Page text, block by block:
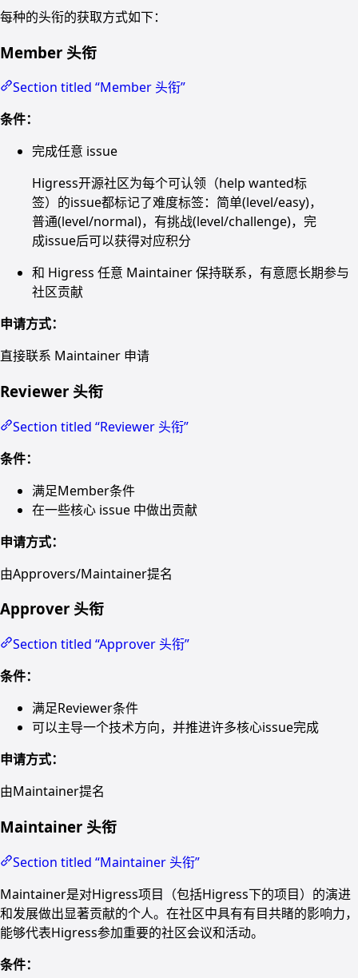
每种的头衔的获取方式如下：
Member 头衔
Section titled “Member 头衔”
条件：
完成任意 issue
Higress开源社区为每个可认领（help wanted标
签）的issue都标记了难度标签：简单(level/easy)，
普通(level/normal)，有挑战(level/challenge)，完
成issue后可以获得对应积分
和 Higress 任意 Maintainer 保持联系，有意愿长期参与
社区贡献
申请方式：
直接联系 Maintainer 申请
Reviewer 头衔
Section titled “Reviewer 头衔”
条件：
满足Member条件
在一些核心 issue 中做出贡献
申请方式：
由Approvers/Maintainer提名
Approver 头衔
Section titled “Approver 头衔”
条件：
满足Reviewer条件
可以主导一个技术方向，并推进许多核心issue完成
申请方式：
由Maintainer提名
Maintainer 头衔
Section titled “Maintainer 头衔”
Maintainer是对Higress项目（包括Higress下的项目）的演进
和发展做出显著贡献的个人。在社区中具有有目共睹的影响力，
能够代表Higress参加重要的社区会议和活动。
条件：